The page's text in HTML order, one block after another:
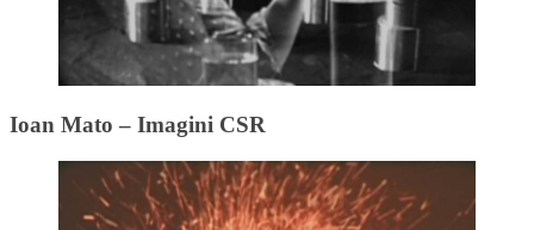
Ioan Mato – Imagini CSR